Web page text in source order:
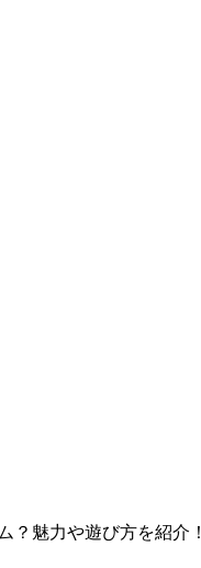
？魅力や遊び方を紹介！